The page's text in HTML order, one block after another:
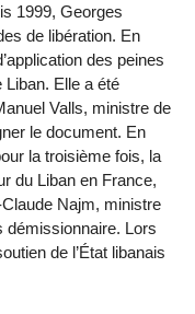
1999, Georges
de libération. En
des peines
Elle a été
Valls, ministre de
le document. En
la troisième fois, la
du Liban en France,
Najm, ministre
démissionnaire. Lors
de l’État libanais